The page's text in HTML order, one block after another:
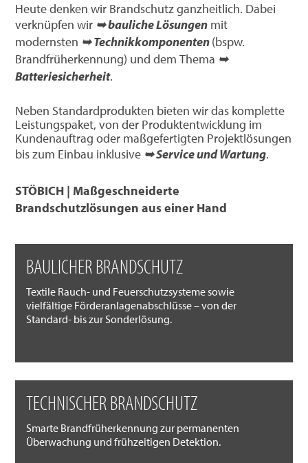
Heute denken wir Brandschutz ganzheitlich. Dabei
verknüpfen wir ➥ bauliche Lösungen mit
modernsten ➥ Technikkomponenten(bspw.
Brandfrüherkennung) und dem Thema ➥
Batteriesicherheit.
Neben Standardprodukten bieten wir das komplette
Leistungspaket, von der Produktentwicklung im
Kundenauftrag oder maßgefertigten Projektlösungen
bis zum Einbau inklusive ➥ Service und Wartung.
STÖBICH | Maßgeschneiderte
Brandschutzlösungen aus einer Hand
BAULICHER BRANDSCHUTZ
Textile Rauch- und Feuerschutzsysteme sowie
vielfältige Förderanlagenabschlüsse – von der
Standard- bis zur Sonderlösung.
TECHNISCHER BRANDSCHUTZ
Smarte Brandfrüherkennung zur permanenten
Überwachung und frühzeitigen Detektion.